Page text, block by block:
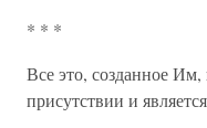
* * *
Все это, созданное
присутствии и